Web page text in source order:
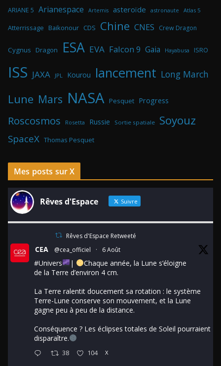
ARIANE 5 Arianespace Artemis asteroïde astronaute Atlas 5
Atterrissage Baikonour CDS Chine CNES Crew Dragon
Cygnus Dragon ESA EVA Falcon 9 Gaia Hayabusa ISRO
ISS JAXA JPL Kourou lancement Long March
Lune Mars NASA Pesquet Progress
Roscosmos Rosetta Russie Sortie spatiale Soyouz
SpaceX Thomas Pesquet
Mes posts sur X
Rêves d'Espace Suivre
Rêves d'Espace Retweeté
CEA @cea_officiel · 6 Août
#Univers |
Chaque année, la Lune s’éloigne
de la Terre d’environ 4 cm.
La Terre ralentit doucement sa rotation : le système
Terre-Lune conserve son mouvement, et la Lune
gagne peu à peu de la distance.
Conséquence ? Les éclipses totales de Soleil pourraient
disparaître.
38 104 X